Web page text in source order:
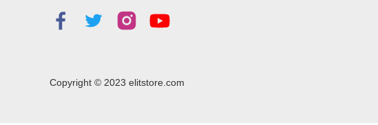
Copyright © 2023 elitstore.com